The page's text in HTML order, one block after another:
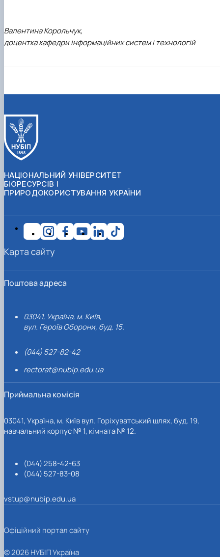
Валентина Корольчук,
доцентка кафедри інформаційних систем і технологій
НАЦІОНАЛЬНИЙ УНІВЕРСИТЕТ
БІОРЕСУРСІВ І
ПРИРОДОКОРИСТУВАННЯ УКРАЇНИ
Поштова адреса
03041, Україна, м. Київ,
вул. Героїв Оборони, буд. 15.
(044) 527-82-42
rectorat@nubip.edu.ua
Приймальна комісія
03041, Україна, м. Київ вул. Горіхуватський шлях, буд. 19,
навчальний корпус № 1, кімната № 12.
(044) 258-42-63
(044) 527-83-08
vstup@nubip.edu.ua
Карта сайту
Офіційний портал сайту
© 2026 НУБІП Україна